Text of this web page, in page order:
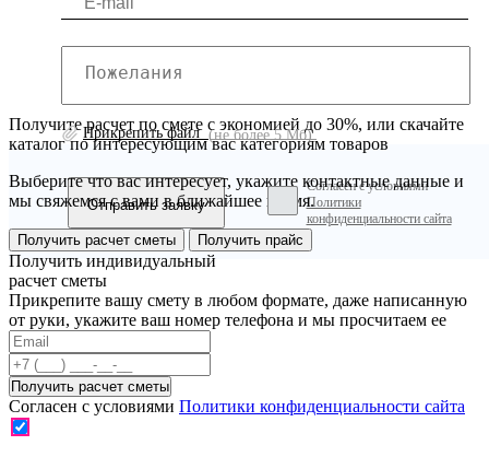
Прикрепить файл(не более 5 Мб)
Согласен с условиями
Политики
конфиденциальности сайта
Получите расчет по смете с экономией до 30%, или скачайте
каталог по интересующим вас категориям товаров
Выберите что вас интересует, укажите контактные данные и
мы свяжемся с вами в ближайшее время.
Получить расчет сметы Получить прайс
Получить индивидуальный
расчет сметы
Прикрепите вашу смету в любом формате, даже написанную
от руки, укажите ваш номер телефона и мы просчитаем ее
Согласен с условиями Политики конфиденциальности сайта